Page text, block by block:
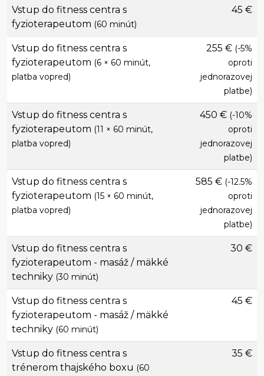
Vstup do fitness centra s
fyzioterapeutom (60 minút)
45 €
Vstup do fitness centra s
fyzioterapeutom (6 × 60 minút,
platba vopred)
255 € (-5%
oproti
jednorazovej
platbe)
Vstup do fitness centra s
fyzioterapeutom (11 × 60 minút,
platba vopred)
450 € (-10%
oproti
jednorazovej
platbe)
Vstup do fitness centra s
fyzioterapeutom (15 × 60 minút,
platba vopred)
585 € (-12.5%
oproti
jednorazovej
platbe)
Vstup do fitness centra s
fyzioterapeutom - masáž / mäkké
techniky (30 minút)
30 €
Vstup do fitness centra s
fyzioterapeutom - masáž / mäkké
techniky (60 minút)
45 €
Vstup do fitness centra s
trénerom thajského boxu (60
35 €